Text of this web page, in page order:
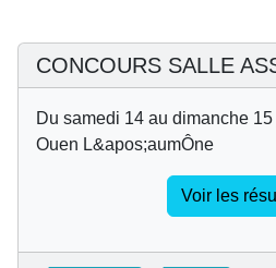
CONCOURS SALLE
Du samedi 14 au dimanche
Ouen L&apos;aumÔne
Voir les